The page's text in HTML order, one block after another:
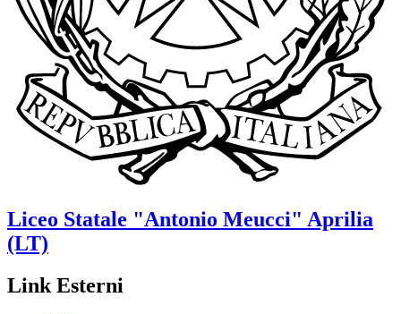
Liceo Statale "Antonio Meucci" Aprilia
(LT)
Link Esterni